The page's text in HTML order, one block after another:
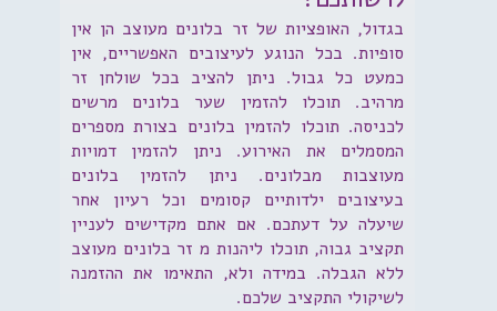
בגדול, האופציות של זר בלונים מעוצב הן אין
סופיות. בכל הנוגע לעיצובים האפשריים, אין
כמעט כל גבול. ניתן להציב בכל שולחן זר
מרהיב. תוכלו להזמין שער בלונים מרשים
לכניסה. תוכלו להזמין בלונים בצורת מספרים
המסמלים את האירוע. ניתן להזמין דמויות
מעוצבות מבלונים. ניתן להזמין בלונים
בעיצובים ילדותיים קסומים וכל רעיון אחר
שיעלה על דעתכם. אם אתם מקדישים לעניין
תקציב גבוה, תוכלו ליהנות מ זר בלונים מעוצב
ללא הגבלה. במידה ולא, התאימו את ההזמנה
לשיקולי התקציב שלכם.